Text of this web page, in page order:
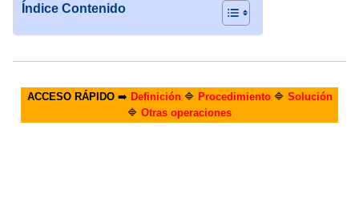
Índice Contenido
ACCESO RÁPIDO➡️ Definición🔷 Procedimiento🔷 Solución
🔷 Otras operaciones